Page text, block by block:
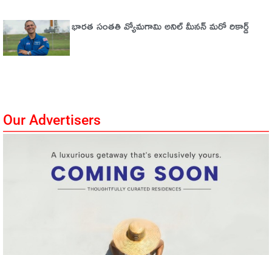
భారత సంతతి వ్యోమగామి అనిల్‌ మీనన్‌ మరో రికార్డ్‌
Our Advertisers